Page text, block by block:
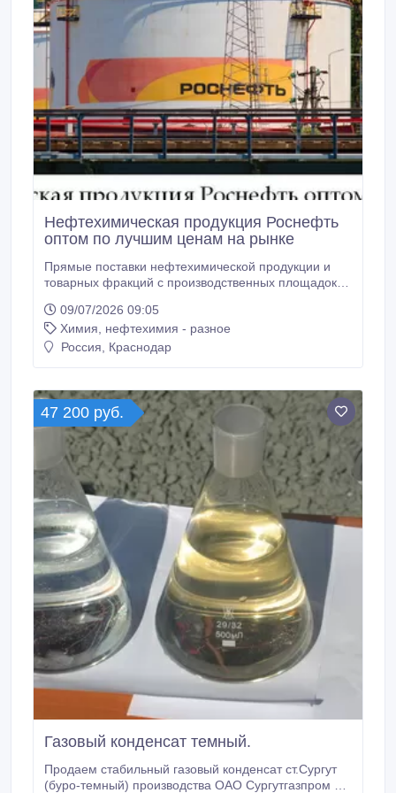
Нефтехимическая продукция Роснефть
оптом по лучшим ценам на рынке
Прямые поставки нефтехимической продукции и
товарных фракций с производственных площадок
цикле на НПЗ и нефтехимических предприятиях с
лабораторным контролем каждой партии. В
наличии категории: Сера и серная кислота,
этилбензол/стирол), Фенол-ацетон и производные,
Спирты и амины, СУГ и газовые фракции и другие.
09/07/2026 09:05
Химия, нефтехимия - разное
Россия, Краснодар
47 200 руб.
Газовый конденсат темный.
Продаем стабильный газовый конденсат ст.Сургут
(буро-темный) производства ОАО Сургутгазпром по